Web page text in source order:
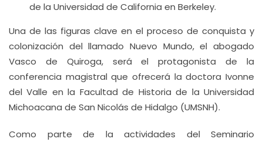
de la Universidad de California en Berkeley.
Una de las figuras clave en el proceso de conquista y
colonización del llamado Nuevo Mundo, el abogado
Vasco de Quiroga, será el protagonista de la
conferencia magistral que ofrecerá la doctora Ivonne
del Valle en la Facultad de Historia de la Universidad
Michoacana de San Nicolás de Hidalgo (UMSNH).
Como parte de la actividades del Seminario